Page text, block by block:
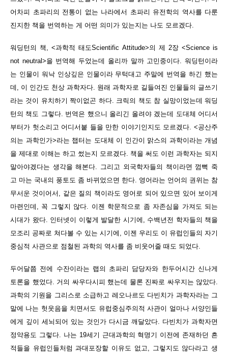
어차피 초파리의 전통이 없는 나라에서 초파리 유전학의 역사를 다룬
진지한 책을 번역하는 게 어떤 의미가 있는지는 나도 모르겠다.
워딩턴의 책, <과학적 태도Scientific Attitude>의 제 2장 <Science is
not neutral>을 번역해 두었는데 올리까 말까 고민중이다. 워딩턴이라
는 인물이 워낙 인상깊은 인물이라 무턱대고 주말에 번역을 하긴 했는
데, 이 인간도 천상 과학자다. 원래 과학자로 길들여진 인물들의 글쓰기
라는 것이 유치하기 짝이없곤 하다. 크릭의 책도 참 실망이었는데 워딩
턴의 책도 그렇다. 번역은 했으니 올리긴 올려야 겠는데 도대체 어디서
부터가 헛소리고 어디서붙 들을 만한 이야기인지도 모르겠다. <공산주
의는 과학인가>라는 챕터는 도대체 이 인간이 맑스의 과학이라는 개념
을 제대로 이해는 하고 썼는지 모르겠다. 책을 써도 이런 과학자는 되지
말아야겠다는 생각을 해본다. 그리고 외국학자들의 책이라면 껌뻑 죽
고 마는 국내의 풍토도 좀 바뀌었으면 한다. 영어라는 언어의 권위는 참
무서운 것이어서, 같은 질의 책이라도 영어로 되어 있으면 있어 보이게
마련인데, 꼭 그렇지 않다. 이젠 학문적으로 좀 자존심을 가져도 되는
시대가 왔다. 인터넷이 이렇게 발달한 시기에, 수백년전 학자들의 책을
모조리 공짜로 쳐다볼 수 있는 시기에, 이젠 우리도 이 유럽인들의 자기
중심적 사관으로 점철된 과학의 역사를 좀 비웃어줄 때도 되었다.
두어달쯤 전에 수잔이라는 랩의 초파리 담당자와 한두어시간 신나게
토론을 했었다. 거의 싸우다시피 했는데 물론 진짜로 싸우지는 않았다.
과학의 기원을 그리스로 소급하고 레오나르도 다빈치가 과학자라는 그
말에 나는 헛웃음을 치면서도 유럽중심주의적 사관이 얼마나 서양인들
에게 깊이 세뇌되어 있는 것인가 다시금 깨달았다. 다빈치가 과학자면
정약용도 그렇다. 나는 19세기 근대과학의 혁명기 이전에 존재하던 흔
적들을 유럽인들처럼 과대포장할 이유도 없고, 그렇지도 않다라고 생